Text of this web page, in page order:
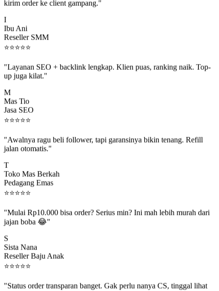
Ibu Ani
Reseller SMM
⭐⭐⭐⭐⭐
up juga kilat."
Mas Tio
Jasa SEO
⭐⭐⭐⭐⭐
jalan otomatis."
Toko Mas Berkah
Pedagang Emas
⭐⭐⭐⭐⭐
jajan boba 😂"
Sista Nana
Reseller Baju Anak
⭐⭐⭐⭐⭐
dashboard."